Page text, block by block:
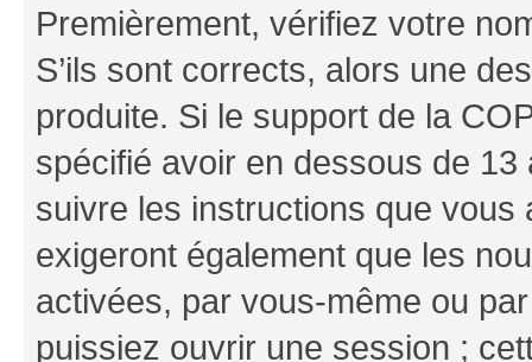
Premièrement, vérifiez votre
S’ils sont corrects, alors une
produite. Si le support de la
spécifié avoir en dessous de 13
suivre les instructions que
exigeront également que les
activées, par vous-même ou
puissiez ouvrir une session ;